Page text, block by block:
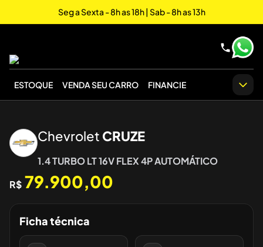
Seg a Sexta - 8h as 18h | Sab - 8h as 13h
ESTOQUE VENDA SEU CARRO FINANCIE
Chevrolet CRUZE
1.4 TURBO LT 16V FLEX 4P AUTOMÁTICO
R$ 79.900,00
Ficha técnica